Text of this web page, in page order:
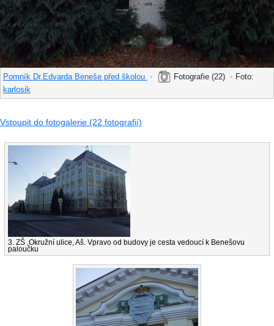
Pomník Dr.Edvarda Beneše před školou • Fotografie (22) • Foto:
karlosik
Vstoupit do fotogalerie (22 fotografií)
3. ZŠ ,Okružní ulice, Aš. Vpravo od budovy je cesta vedoucí k Benešovu
paloučku